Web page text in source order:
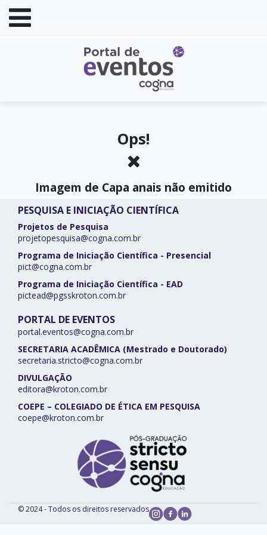
Ops!
Imagem de Capa anais não emitido
PESQUISA E INICIAÇÃO CIENTÍFICA
Projetos de Pesquisa
projetopesquisa@cogna.com.br
Programa de Iniciação Científica - Presencial
pict@cogna.com.br
Programa de Iniciação Científica - EAD
pictead@pgsskroton.com.br
PORTAL DE EVENTOS
portal.eventos@cogna.com.br
SECRETARIA ACADÊMICA (Mestrado e Doutorado)
secretaria.stricto@cogna.com.br
DIVULGAÇÃO
editora@kroton.com.br
COEPE – COLEGIADO DE ÉTICA EM PESQUISA
coepe@kroton.com.br
© 2024 - Todos os direitos reservados